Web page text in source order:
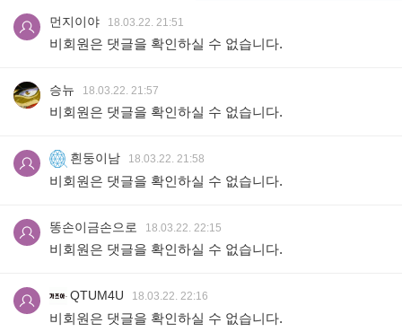
먼지이야 18.03.22. 21:51
비회원은 댓글을 확인하실 수 없습니다.
승뉴 18.03.22. 21:57
비회원은 댓글을 확인하실 수 없습니다.
흰둥이남 18.03.22. 21:58
비회원은 댓글을 확인하실 수 없습니다.
똥손이금손으로 18.03.22. 22:15
비회원은 댓글을 확인하실 수 없습니다.
QTUM4U 18.03.22. 22:16
비회원은 댓글을 확인하실 수 없습니다.